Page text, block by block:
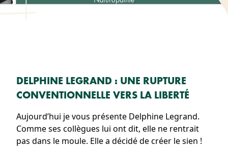
DELPHINE LEGRAND : UNE RUPTURE
CONVENTIONNELLE VERS LA LIBERTÉ
Aujourd’hui je vous présente Delphine Legrand.
Comme ses collègues lui ont dit, elle ne rentrait
pas dans le moule. Elle a décidé de créer le sien !